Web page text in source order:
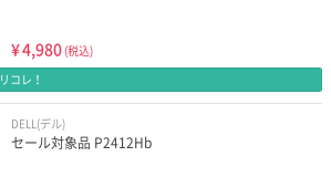
¥4,980 (税込)
リコレ！
DELL(デル)
セール対象品 P2412Hb